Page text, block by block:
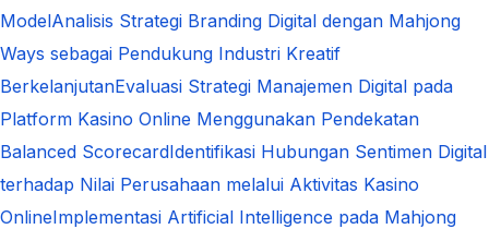
ModelAnalisis Strategi Branding Digital dengan Mahjong
Ways sebagai Pendukung Industri Kreatif
BerkelanjutanEvaluasi Strategi Manajemen Digital pada
Platform Kasino Online Menggunakan Pendekatan
Balanced ScorecardIdentifikasi Hubungan Sentimen Digital
terhadap Nilai Perusahaan melalui Aktivitas Kasino
OnlineImplementasi Artificial Intelligence pada Mahjong